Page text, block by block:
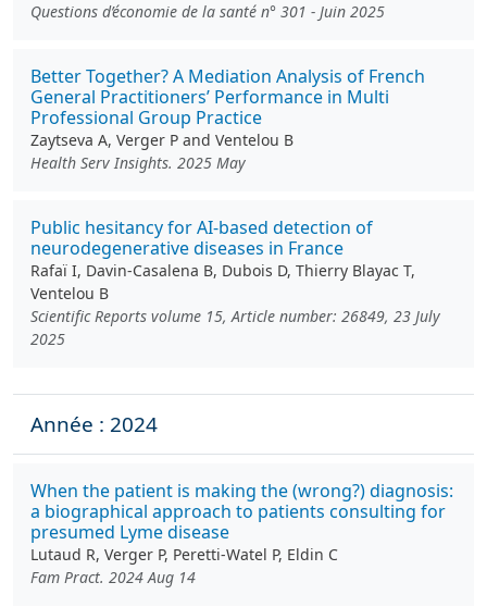
Questions d’économie de la santé n° 301 - Juin 2025
Better Together? A Mediation Analysis of French
General Practitioners’ Performance in Multi
Professional Group Practice
Zaytseva A, Verger P and Ventelou B
Health Serv Insights. 2025 May
Public hesitancy for AI-based detection of
neurodegenerative diseases in France
Rafaï I, Davin-Casalena B, Dubois D, Thierry Blayac T,
Ventelou B
Scientific Reports volume 15, Article number: 26849, 23 July
2025
Année : 2024
When the patient is making the (wrong?) diagnosis:
a biographical approach to patients consulting for
presumed Lyme disease
Lutaud R, Verger P, Peretti-Watel P, Eldin C
Fam Pract. 2024 Aug 14